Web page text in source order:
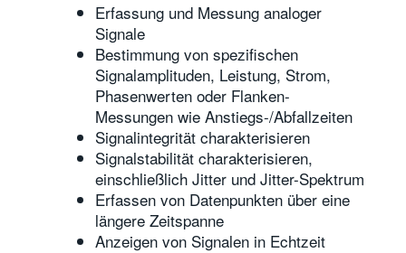
Erfassung und Messung analoger
Signale
Bestimmung von spezifischen
Signalamplituden, Leistung, Strom,
Phasenwerten oder Flanken-
Messungen wie Anstiegs-/Abfallzeiten
Signalintegrität charakterisieren
Signalstabilität charakterisieren,
einschließlich Jitter und Jitter-Spektrum
Erfassen von Datenpunkten über eine
längere Zeitspanne
Anzeigen von Signalen in Echtzeit